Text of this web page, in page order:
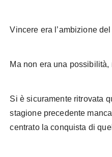
Vincere era l’ambizione
Ma non era una
Si è sicuramente ritrovata
stagione precedente
centrato la conquista di